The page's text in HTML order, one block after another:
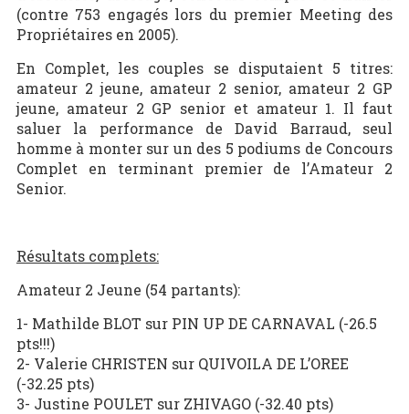
(contre 753 engagés lors du premier Meeting des
Propriétaires en 2005).
En Complet, les couples se disputaient 5 titres:
amateur 2 jeune, amateur 2 senior, amateur 2 GP
jeune, amateur 2 GP senior et amateur 1. Il faut
saluer la performance de David Barraud, seul
homme à monter sur un des 5 podiums de Concours
Complet en terminant premier de l’Amateur 2
Senior.
Résultats complets:
Amateur 2 Jeune (54 partants):
1- Mathilde BLOT sur PIN UP DE CARNAVAL (-26.5
pts!!!)
2- Valerie CHRISTEN sur QUIVOILA DE L’OREE
(-32.25 pts)
3- Justine POULET sur ZHIVAGO (-32.40 pts)